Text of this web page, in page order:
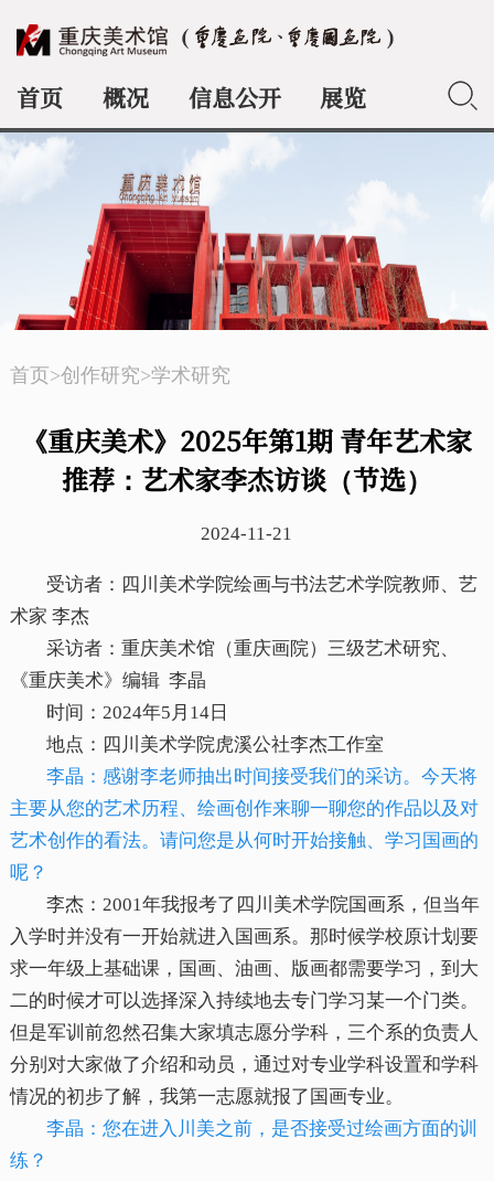
首页 概况 信息公开 展览 典藏
首页>创作研究>学术研究
《重庆美术》2025年第1期 青年艺术家
推荐：艺术家李杰访谈（节选）
2024-11-21
受访者：四川美术学院绘画与书法艺术学院教师、艺
术家 李杰
采访者：重庆美术馆（重庆画院）三级艺术研究、
《重庆美术》编辑 李晶
时间：2024年5月14日
地点：四川美术学院虎溪公社李杰工作室
李晶：感谢李老师抽出时间接受我们的采访。今天将
主要从您的艺术历程、绘画创作来聊一聊您的作品以及对
艺术创作的看法。请问您是从何时开始接触、学习国画的
呢？
李杰：2001年我报考了四川美术学院国画系，但当年
入学时并没有一开始就进入国画系。那时候学校原计划要
求一年级上基础课，国画、油画、版画都需要学习，到大
二的时候才可以选择深入持续地去专门学习某一个门类。
但是军训前忽然召集大家填志愿分学科，三个系的负责人
分别对大家做了介绍和动员，通过对专业学科设置和学科
情况的初步了解，我第一志愿就报了国画专业。
李晶：您在进入川美之前，是否接受过绘画方面的训
练？